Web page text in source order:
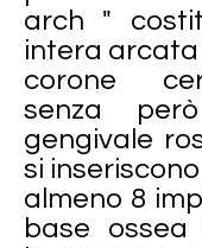
arch "
intera arcata
corone
senza
gengivale
si inseriscono
almeno 8
base ossea